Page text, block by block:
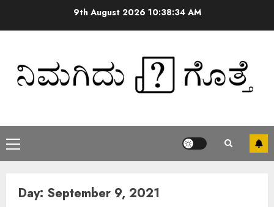
9th August 2026 10:38:34 AM
Day: September 9, 2021